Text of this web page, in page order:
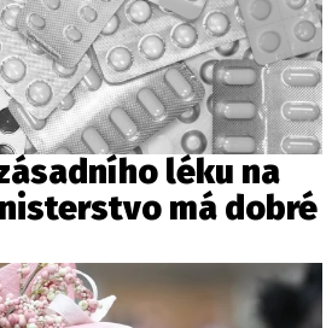
léku na
má dobré